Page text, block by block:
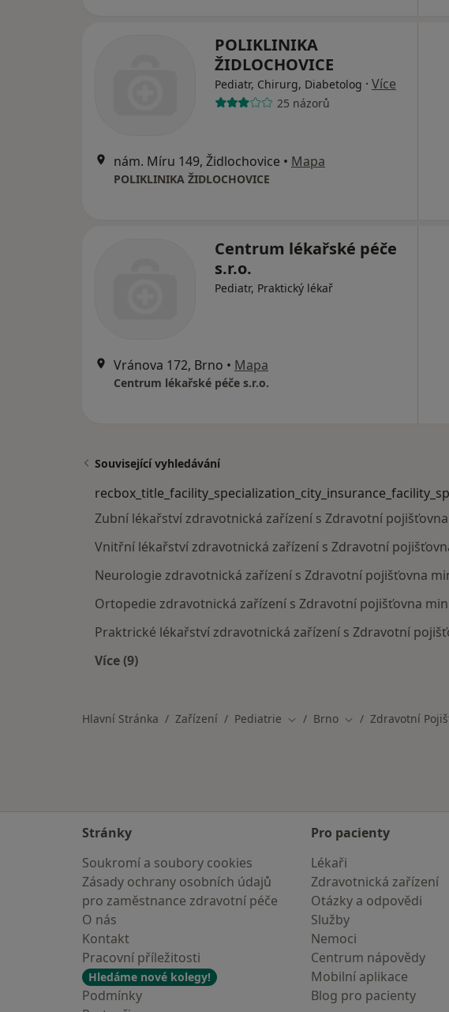
POLIKLINIKA
ŽIDLOCHOVICE
Pediatr, Chirurg, Diabetolog · Více
25 názorů
nám. Míru 149, Židlochovice • Mapa
POLIKLINIKA ŽIDLOCHOVICE
Centrum lékařské péče
s.r.o.
Pediatr, Praktický lékař
Vránova 172, Brno • Mapa
Centrum lékařské péče s.r.o.
Související vyhledávání
Zubní lékařství zdravotnická zařízení s Zdravotní
Vnitřní lékařství zdravotnická zařízení s Zdravotní
Neurologie zdravotnická zařízení s Zdravotní pojišťovna
Ortopedie zdravotnická zařízení s Zdravotní pojišťovna
Praktrické lékařství zdravotnická zařízení s Zdravotní
Více (9)
Hlavní Stránka Zařízení Pediatrie Změna města
Brno Změna města
Zdravotní
Stránky
Soukromí a soubory cookies
Zásady ochrany osobních údajů
pro zaměstnance zdravotní péče
O nás
Kontakt
Pracovní příležitosti
Hledáme nové kolegy!
Podmínky
Pro pacienty
Lékaři
Zdravotnická zařízení
Otázky a odpovědi
Služby
Nemoci
Centrum nápovědy
Mobilní aplikace
Blog pro pacienty